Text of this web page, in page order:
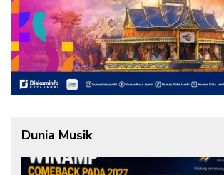
Dunia Musik